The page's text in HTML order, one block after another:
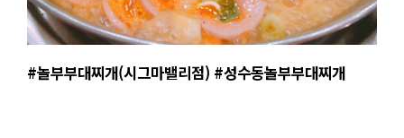
#놀부부대찌개(시그마밸리점) #성수동놀부부대찌개